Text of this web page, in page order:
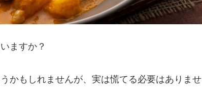
ますか？
かもしれませんが、実は慌てる必要はありませ